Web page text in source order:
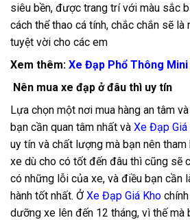
siêu bền, được trang trí với màu sắc
cách thể thao cá tính, chắc chắn sẽ
tuyệt vời cho các em
Xem thêm: Xe Đạp Phổ Thông Mini
Nên mua xe đạp ở đâu thì uy tín
Lựa chọn một nơi mua hàng an tâm
bạn cần quan tâm nhất và Xe Đạp Giá
uy tín và chất lượng mà bạn nên
xe dù cho có tốt đến đâu thì cũng sẽ
có những lỗi của xe, và điều bạn cần
hành tốt nhất. ỞXe Đạp Giá Kho
dưỡng xe lên đến 12 tháng, vì thế mà